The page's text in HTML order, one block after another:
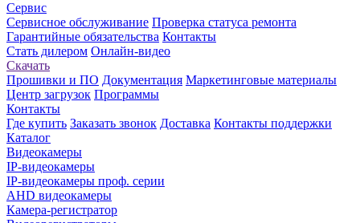
Сервис
Сервисное обслуживание Проверка статуса ремонта
Гарантийные обязательства Контакты
Стать дилером Онлайн-видео
Скачать
Прошивки и ПО Документация Маркетинговые материалы
Центр загрузок Программы
Контакты
Где купить Заказать звонок Доставка Контакты поддержки
Каталог
Видеокамеры
IP-видеокамеры
IP-видеокамеры проф. серии
AHD видеокамеры
Камера-регистратор